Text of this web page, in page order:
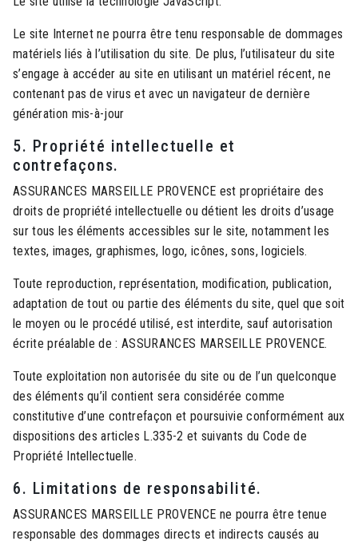
Le site Internet ne pourra être tenu responsable de dommages
matériels liés à l’utilisation du site. De plus, l’utilisateur du site
s’engage à accéder au site en utilisant un matériel récent, ne
contenant pas de virus et avec un navigateur de dernière
génération mis-à-jour
5. Propriété intellectuelle et
contrefaçons.
ASSURANCES MARSEILLE PROVENCE est propriétaire des
droits de propriété intellectuelle ou détient les droits d’usage
sur tous les éléments accessibles sur le site, notamment les
textes, images, graphismes, logo, icônes, sons, logiciels.
Toute reproduction, représentation, modification, publication,
adaptation de tout ou partie des éléments du site, quel que soit
le moyen ou le procédé utilisé, est interdite, sauf autorisation
écrite préalable de : ASSURANCES MARSEILLE PROVENCE.
Toute exploitation non autorisée du site ou de l’un quelconque
des éléments qu’il contient sera considérée comme
constitutive d’une contrefaçon et poursuivie conformément aux
dispositions des articles L.335-2 et suivants du Code de
Propriété Intellectuelle.
6. Limitations de responsabilité.
ASSURANCES MARSEILLE PROVENCE ne pourra être tenue
responsable des dommages directs et indirects causés au